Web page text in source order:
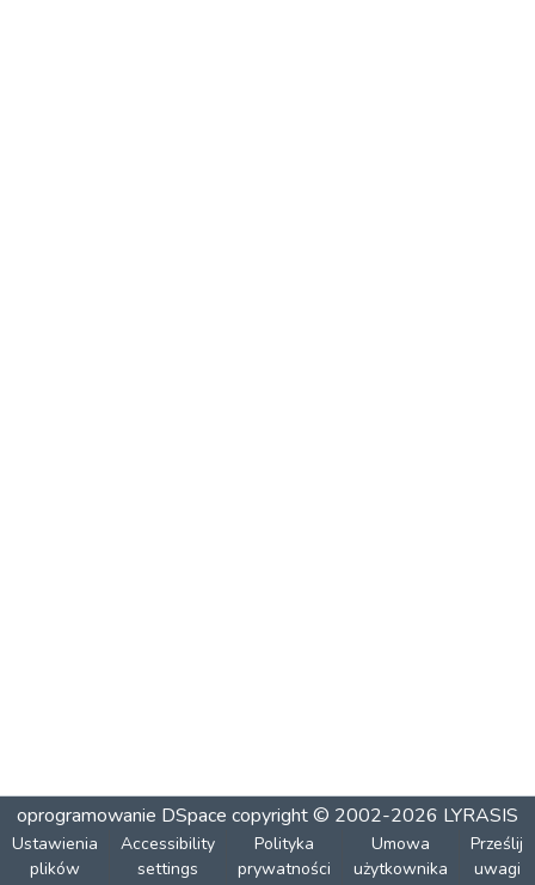
oprogramowanie DSpace copyright © 2002-2026 LYRASIS
Ustawienia
plików
Accessibility
settings
Polityka
prywatności
Umowa
użytkownika
Prześlij
uwagi